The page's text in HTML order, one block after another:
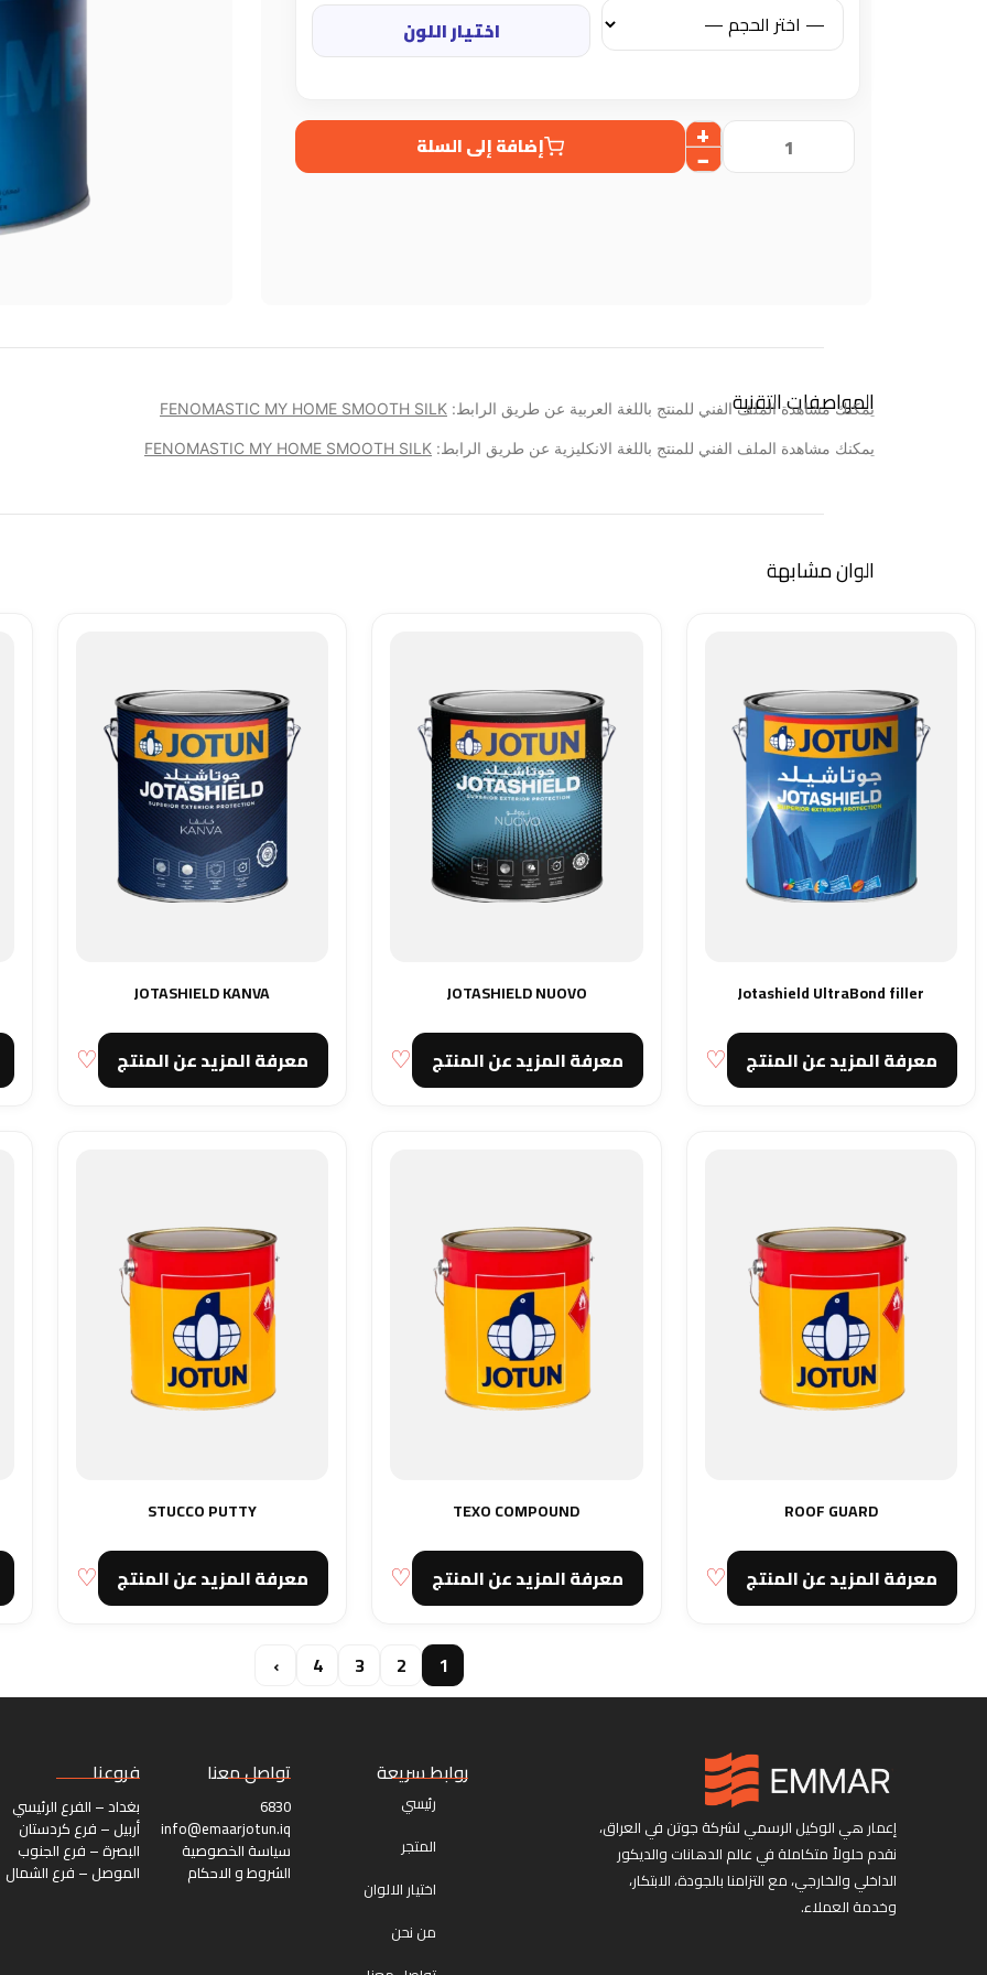
اختيار اللون
إضافة إلى السلة
المواصفات التقنية
يمكنك مشاهدة الملف الفني للمنتج باللغة العربية عن طريق الرابط: FENOMASTIC MY HOME SMOOTH SILK
يمكنك مشاهدة الملف الفني للمنتج باللغة الانكليزية عن طريق الرابط: FENOMASTIC MY HOME SMOOTH SILK
الوان مشابهة
Jotashield UltraBond filler
معرفة المزيد عن المنتج
JOTASHIELD NUOVO
معرفة المزيد عن المنتج
JOTASHIELD KANVA
معرفة المزيد عن المنتج
ROOF GUARD
معرفة المزيد عن المنتج
TEXO COMPOUND
معرفة المزيد عن المنتج
STUCCO PUTTY
معرفة المزيد عن المنتج
1
2
3
4
›
إعمار هي الوكيل الرسمي لشركة جوتن في العراق،
نقدم حلولاً متكاملة في عالم الدهانات والديكور
الداخلي والخارجي، مع التزامنا بالجودة، الابتكار،
وخدمة العملاء.
روابط سريعة​
رئيسي
المتجر
اختيار الالوان
من نحن
تواصل معنا
6830
info@emaarjotun.iq
سياسة الخصوصية
الشروط و الاحكام
فروعنا
بغداد – الفرع الرئيسي
أربيل – فرع كردستان
البصرة – فرع الجنوب
الموصل – فرع الشمال